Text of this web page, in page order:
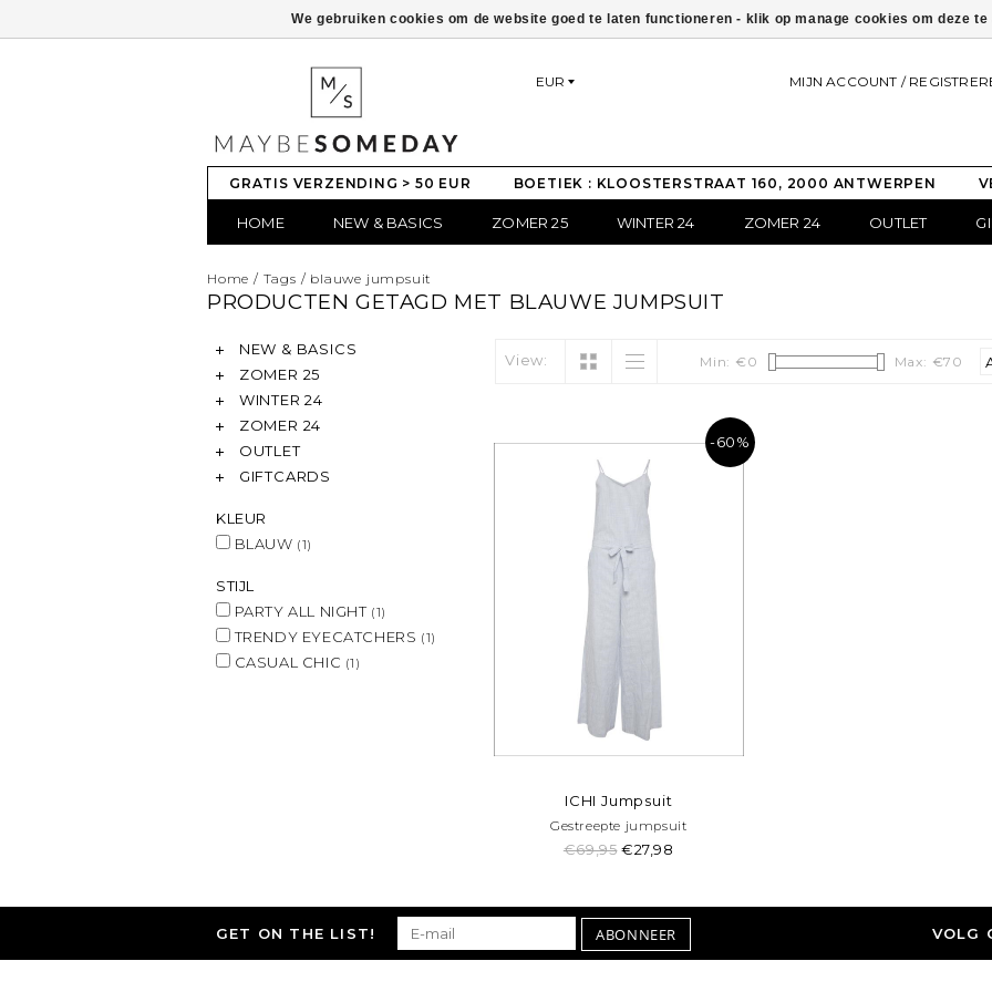
EUR MIJN ACCOUNT /
GRATIS VERZENDING > 50 EUR BOETIEK : KLOOSTERSTRAAT 160, 2000 ANTWERPEN
HOME NEW & BASICS ZOMER 25 WINTER 24 ZOMER 24 OUTLET
Home / Tags / blauwe jumpsuit
PRODUCTEN GETAGD MET BLAUWE JUMPSUIT
NEW & BASICS
ZOMER 25
WINTER 24
ZOMER 24
OUTLET
GIFTCARDS
KLEUR
BLAUW (1)
STIJL
PARTY ALL NIGHT (1)
TRENDY EYECATCHERS (1)
CASUAL CHIC (1)
View: Min: € 0 Max: €70
-60%
ICHI Jumpsuit
Gestreepte jumpsuit
€69,95€27,98
We gebruiken cookies om de website goed te laten functioneren - klik op manage cookies om deze
GET ON THE LIST! ABONNEER VOLG